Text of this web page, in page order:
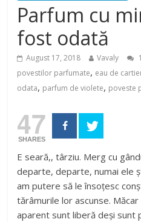
Parfum cu
fost odată
August 17, 2018 Vavaly
povestilor parfumate, eau de
odata, parfum de violete, poveste
47
SHARES
E seară,, târziu. Merg cu
departe, departe, numai ele
am putere să le însoțesc
tărâmurile lor ascunse.
aparent sunt liberă deși sunt